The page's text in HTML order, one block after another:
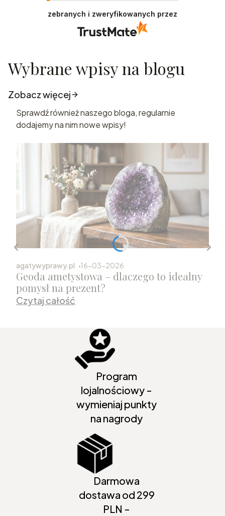
zebranych i zweryfikowanych przez
Wybrane wpisy na blogu
Zobacz więcej
Sprawdź również naszego bloga, regularnie
dodajemy na nim nowe wpisy!
agatywyprawy.pl 16-03-2026
Geoda ametystowa – dlaczego to idealny
pomysł na prezent?
Czytaj całość
Program
lojalnościowy -
wymieniaj punkty
na nagrody
Darmowa
dostawa od 299
PLN -